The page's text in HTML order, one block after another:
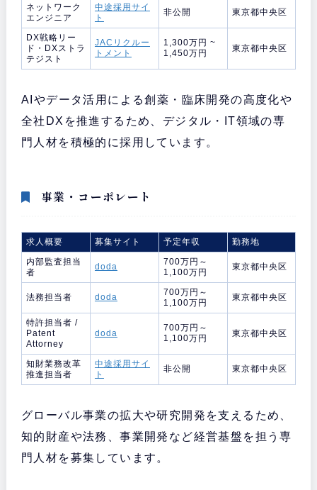
ネットワーク
エンジニア
中途採用サイ
ト
非公開 東京都中央区
DX戦略リー
ド・DXストラ
テジスト
JACリクルー
トメント
1,300万円 ~
1,450万円
東京都中央区
AIやデータ活用による創薬・臨床開発の高度化や
全社DXを推進するため、デジタル・IT領域の専
門人材を積極的に採用しています。
事業・コーポレート
求人概要 募集サイト 予定年収
勤務地
内部監査担当
者
doda
700万円～
1,100万円
東京都中央区
法務担当者 doda
700万円～
1,100万円
東京都中央区
特許担当者 /
Patent
Attorney
doda
700万円～
1,100万円
東京都中央区
知財業務改革
推進担当者
中途採用サイ
ト
非公開 東京都中央区
グローバル事業の拡大や研究開発を支えるため、
知的財産や法務、事業開発など経営基盤を担う専
門人材を募集しています。